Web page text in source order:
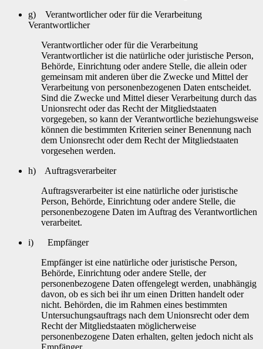
g) Verantwortlicher oder für die Verarbeitung
Verantwortlicher
Verantwortlicher oder für die Verarbeitung
Verantwortlicher ist die natürliche oder juristische Person,
Behörde, Einrichtung oder andere Stelle, die allein oder
gemeinsam mit anderen über die Zwecke und Mittel der
Verarbeitung von personenbezogenen Daten entscheidet.
Sind die Zwecke und Mittel dieser Verarbeitung durch das
Unionsrecht oder das Recht der Mitgliedstaaten
vorgegeben, so kann der Verantwortliche beziehungsweise
können die bestimmten Kriterien seiner Benennung nach
dem Unionsrecht oder dem Recht der Mitgliedstaaten
vorgesehen werden.
h) Auftragsverarbeiter
Auftragsverarbeiter ist eine natürliche oder juristische
Person, Behörde, Einrichtung oder andere Stelle, die
personenbezogene Daten im Auftrag des Verantwortlichen
verarbeitet.
i) Empfänger
Empfänger ist eine natürliche oder juristische Person,
Behörde, Einrichtung oder andere Stelle, der
personenbezogene Daten offengelegt werden, unabhängig
davon, ob es sich bei ihr um einen Dritten handelt oder
nicht. Behörden, die im Rahmen eines bestimmten
Untersuchungsauftrags nach dem Unionsrecht oder dem
Recht der Mitgliedstaaten möglicherweise
personenbezogene Daten erhalten, gelten jedoch nicht als
Empfänger.